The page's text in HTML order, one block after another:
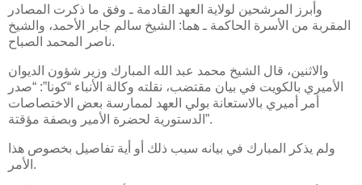
وأبرز المرشحين لولاية العهد القادمة ـ وفق ما ذكرت المصادر
المقربة من الأسرة الحاكمة ـ هما: الشيخ سالم جابر الأحمد، والشيخ
ناصر المحمد الصباح.
والاثنين، قال الشيخ محمد عبد الله المبارك وزير شؤون الديوان
الأميري بالكويت في بيان مقتضب، نقلته وكالة الأنباء “كونا”: “صدر
أمر أميري بالاستعانة بولي العهد لممارسة بعض الاختصاصات
الدستورية لحضرة الأمير وبصفة مؤقتة”.
ولم يذكر المبارك في بيانه سبب ذلك أو أية تفاصيل بخصوص هذا
الأمر.